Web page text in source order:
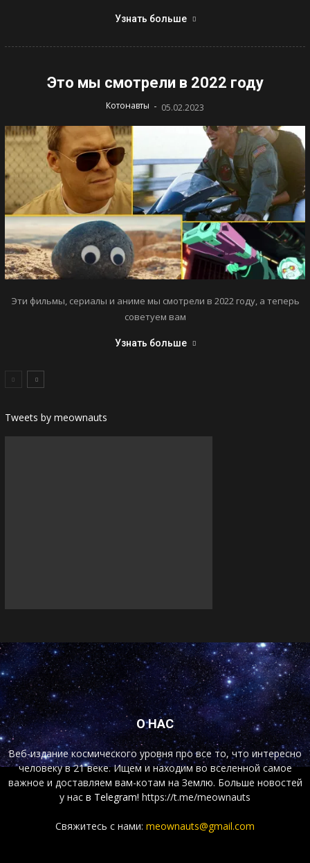
Узнать больше
Это мы смотрели в 2022 году
Котонавты - 05.02.2023
Эти фильмы, сериалы и аниме мы смотрели в 2022 году, а теперь
советуем вам
Узнать больше
Tweets by meownauts
О НАС
Веб-издание космического уровня про все то, что интересно
человеку в 21 веке. Ищем и находим во вселенной самое
важное и доставляем вам-котам на Землю. Больше новостей
у нас в Telegram! https://t.me/meownauts
Свяжитесь с нами: meownauts@gmail.com